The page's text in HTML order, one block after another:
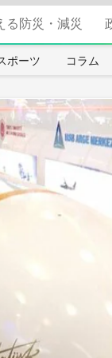
る防災・減災
ポーツ コラム